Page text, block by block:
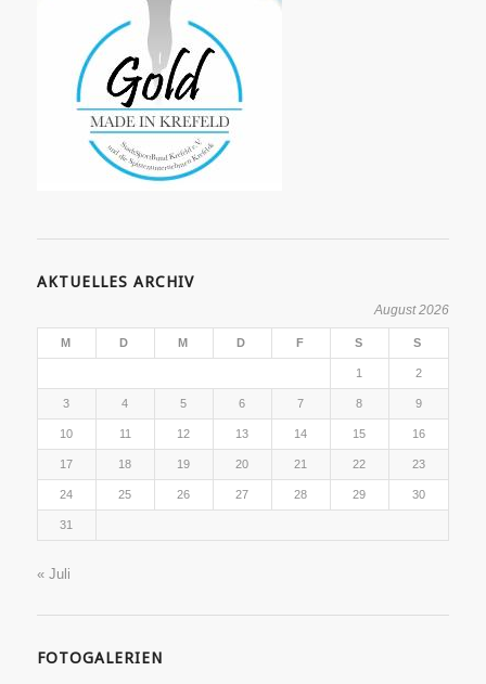
AKTUELLES ARCHIV
August 2026
M D M D F S S
1 2
3 4 5 6 7 8 9
10 11 12 13 14 15 16
17 18 19 20 21 22 23
24 25 26 27 28 29 30
31
« Juli
FOTOGALERIEN